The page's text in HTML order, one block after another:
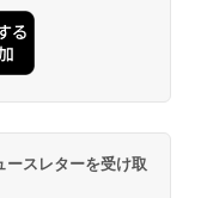
スレターを受け取